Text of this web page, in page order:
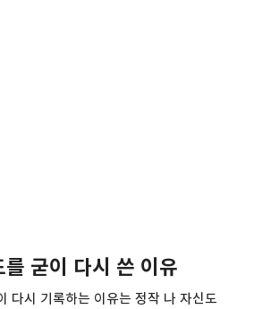
굳이 다시 쓴 이유
다시 기록하는 이유는 정작 나 자신도